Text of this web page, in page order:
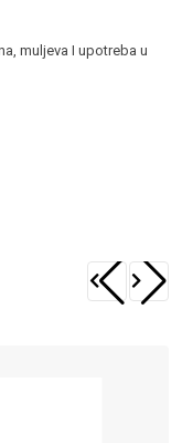
muljeva I upotreba u